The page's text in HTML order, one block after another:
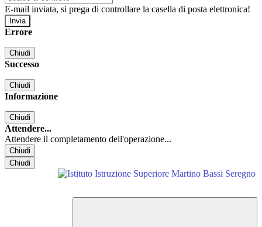
E-mail inviata, si prega di controllare la casella di posta elettronica!
Errore
Chiudi
Successo
Chiudi
Informazione
Chiudi
Attendere...
Attendere il completamento dell'operazione...
Chiudi
Chiudi